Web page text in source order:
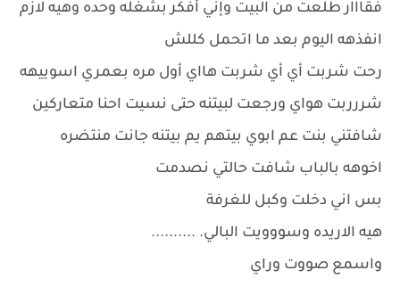
فقااار طلعت من البيت وإني أفكر بشغله وحده وهيه لازم
انفذهه اليوم بعد ما اتحمل كللش
رحت شربت أي أي شربت هااي أول مره بعمري اسوييهه
شررربت هواي ورجعت لبيتنه حتى نسيت احنا متعاركين
شافتني بنت عم ابوي بيتهم يم بيتنه جانت منتضره
اخوهه بالباب شافت حالتي نصدمت
بس اني دخلت وكبل للغرفة
هيه الاريده وسووويت البالي. ..........
واسمع صووت وراي